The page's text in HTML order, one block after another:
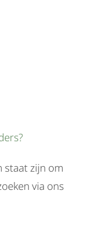
staat zijn om
via ons